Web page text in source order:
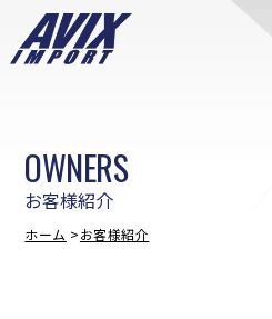
お客様紹介
OWNERS
ホーム お客様紹介